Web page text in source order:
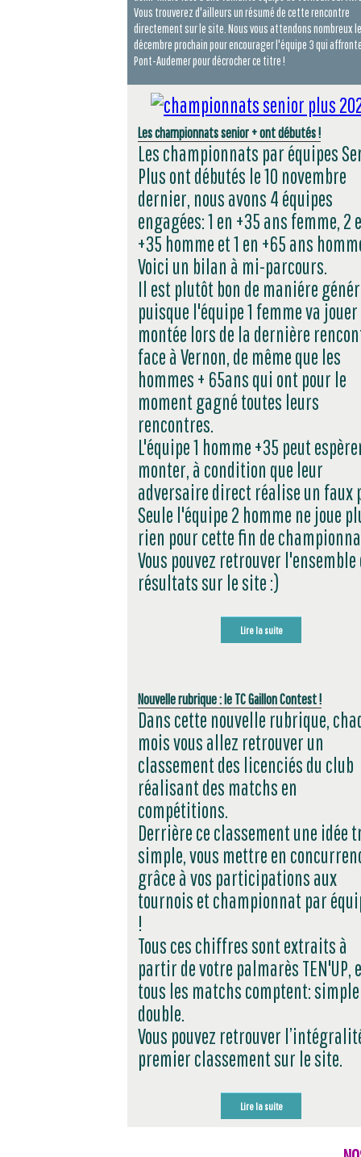
Vous trouverez d'ailleurs un résumé de cette rencontre
directement sur le site. Nous vous attendons nombreux
décembre prochain pour encourager l'équipe 3 qui
Pont-Audemer pour décrocher ce titre !
Les championnats senior + ont débutés !
Les championnats par équipes
Plus ont débutés le 10 novembre
dernier, nous avons 4 équipes
engagées: 1 en +35 ans femme, 2
+35 homme et 1 en +65 ans
Voici un bilan à mi-parcours.
Il est plutôt bon de maniére
puisque l'équipe 1 femme va
montée lors de la dernière
face à Vernon, de même que les
hommes + 65ans qui ont pour le
moment gagné toutes leurs
rencontres.
L'équipe 1 homme +35 peut
monter, à condition que leur
adversaire direct réalise un faux
Seule l'équipe 2 homme ne joue
rien pour cette fin de
Vous pouvez retrouver l'ensemble
résultats sur le site :)
Lire la suite
Nouvelle rubrique : le TC Gaillon Contest !
Dans cette nouvelle rubrique,
mois vous allez retrouver un
classement des licenciés du club
réalisant des matchs en
compétitions.
Derrière ce classement une idée
simple, vous mettre en
grâce à vos participations aux
tournois et championnat par
!
Tous ces chiffres sont extraits à
partir de votre palmarès TEN'UP,
tous les matchs comptent:
double.
Vous pouvez retrouver
premier classement sur le site.
Lire la suite